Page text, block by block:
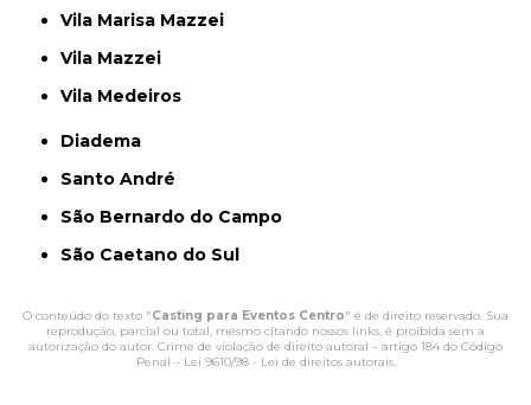
Vila Marisa Mazzei
Vila Mazzei
Vila Medeiros
Diadema
Santo André
São Bernardo do Campo
São Caetano do Sul
O conteúdo do texto "Casting para Eventos Centro" é de direito reservado. Sua
reprodução, parcial ou total, mesmo citando nossos links, é proibida sem a
autorização do autor. Crime de violação de direito autoral – artigo 184 do Código
Penal – Lei 9610/98 - Lei de direitos autorais.